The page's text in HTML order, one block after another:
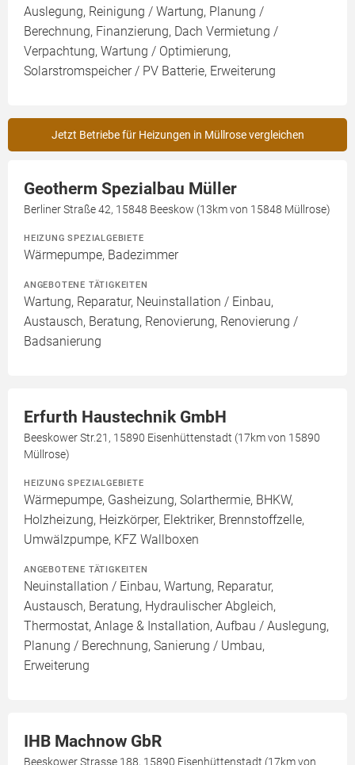
Auslegung, Reinigung / Wartung, Planung /
Berechnung, Finanzierung, Dach Vermietung /
Verpachtung, Wartung / Optimierung,
Solarstromspeicher / PV Batterie, Erweiterung
Jetzt Betriebe für Heizungen in Müllrose vergleichen
Geotherm Spezialbau Müller
Berliner Straße 42, 15848 Beeskow (13km von 15848 Müllrose)
HEIZUNG SPEZIALGEBIETE
Wärmepumpe, Badezimmer
ANGEBOTENE TÄTIGKEITEN
Wartung, Reparatur, Neuinstallation / Einbau,
Austausch, Beratung, Renovierung, Renovierung /
Badsanierung
Erfurth Haustechnik GmbH
Beeskower Str.21, 15890 Eisenhüttenstadt (17km von 15890
Müllrose)
HEIZUNG SPEZIALGEBIETE
Wärmepumpe, Gasheizung, Solarthermie, BHKW,
Holzheizung, Heizkörper, Elektriker, Brennstoffzelle,
Umwälzpumpe, KFZ Wallboxen
ANGEBOTENE TÄTIGKEITEN
Neuinstallation / Einbau, Wartung, Reparatur,
Austausch, Beratung, Hydraulischer Abgleich,
Thermostat, Anlage & Installation, Aufbau / Auslegung,
Planung / Berechnung, Sanierung / Umbau,
Erweiterung
IHB Machnow GbR
Beeskower Strasse 188, 15890 Eisenhüttenstadt (17km von